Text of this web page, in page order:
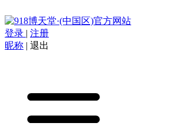
登录 | 注册
昵称 | 退出